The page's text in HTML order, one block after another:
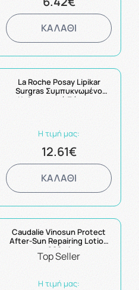
ΚΑΛΑΘΙ
La Roche Posay Lipikar
Surgras Συμπυκνωμένο
Καθαριστικό Σώματος
Η τιμή μας:
12.61€
ΚΑΛΑΘΙ
Caudalie Vinosun Protect
After-Sun Repairing Lotion
200ml
Top Seller
Η τιμή μας: